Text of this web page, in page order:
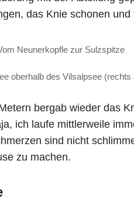
das Knie schonen
Neunerkopfle zur Sulzspitze
oberhalb des Vilsalpsee (rechts
bergab wieder das
ich laufe mittlerweile
sind nicht
zu machen.